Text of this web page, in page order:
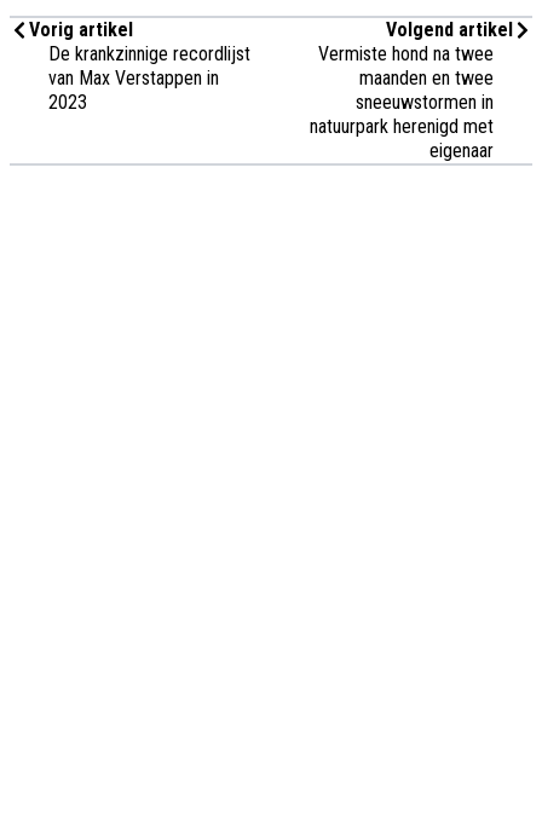
Vorig artikel
De krankzinnige recordlijst
van Max Verstappen in
2023
Volgend artikel
Vermiste hond na twee
maanden en twee
sneeuwstormen in
natuurpark herenigd met
eigenaar